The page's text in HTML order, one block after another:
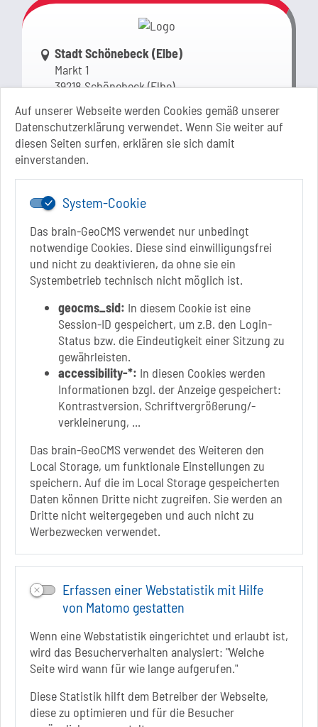
Auf unserer Webseite werden Cookies gemäß unserer
Datenschutzerklärung verwendet. Wenn Sie weiter auf
diesen Seiten surfen, erklären sie sich damit
einverstanden.
System-Cookie
Das brain-GeoCMS verwendet nur unbedingt
notwendige Cookies. Diese sind einwilligungsfrei
und nicht zu deaktivieren, da ohne sie ein
Systembetrieb technisch nicht möglich ist.
geocms_sid: In diesem Cookie ist eine
Session-ID gespeichert, um z.B. den Login-
Status bzw. die Eindeutigkeit einer Sitzung zu
gewährleisten.
accessibility-*: In diesen Cookies werden
Informationen bzgl. der Anzeige gespeichert:
Kontrastversion, Schriftvergrößerung/-
verkleinerung, ...
Das brain-GeoCMS verwendet des Weiteren den
Local Storage, um funktionale Einstellungen zu
speichern. Auf die im Local Storage gespeicherten
Daten können Dritte nicht zugreifen. Sie werden an
Dritte nicht weitergegeben und auch nicht zu
Werbezwecken verwendet.
Erfassen einer Webstatistik mit Hilfe
von Matomo gestatten
Wenn eine Webstatistik eingerichtet und erlaubt ist,
wird das Besucherverhalten analysiert: "Welche
Seite wird wann für wie lange aufgerufen."
Diese Statistik hilft dem Betreiber der Webseite,
diese zu optimieren und für die Besucher
Link zur Google-Maps Navigation
Stadt Schönebeck (Elbe)
Markt 1
39218 Schönebeck (Elbe)
+49 3928 710-0
+49 3928 710-199
stadt.sbk[at]schoenebeck-elbe.de
www.schoenebeck.de
Mo.: 13 Uhr - 15 Uhr
13 Uhr - 18 Uhr
Do.: 9 Uhr - 11.30 Uhr
Fr.: nach Vereinbarung
FACEBOOK
INSTAGRAM
Link zur Google-Maps Navigation
SOLEPARK Schönebeck/Bad Salzelmen
Eigenbetrieb der Stadt Schönebeck (Elbe)
Badepark 1
39218 Schönebeck (Elbe)
+49 3928 7055-0
info[at]solepark.de
www.visitschoenebeck.de
Infos zur Barrierefreiheit
Sie befinden sich hier Startseite
informiert